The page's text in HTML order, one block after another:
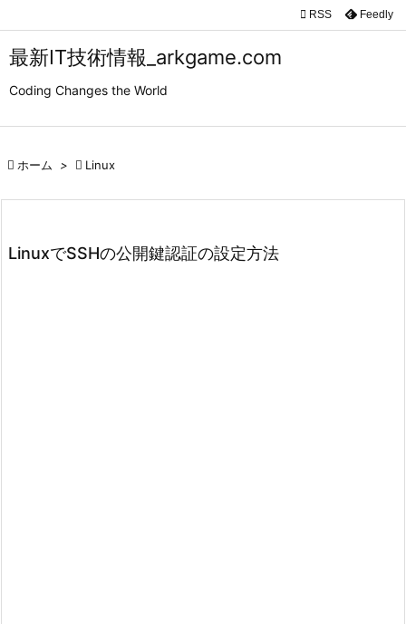
最新IT技術情報_arkgame.com
Coding Changes the World


 RSS Feedly
 ホーム >  Linux
LinuxでSSHの公開鍵認証の設定方法